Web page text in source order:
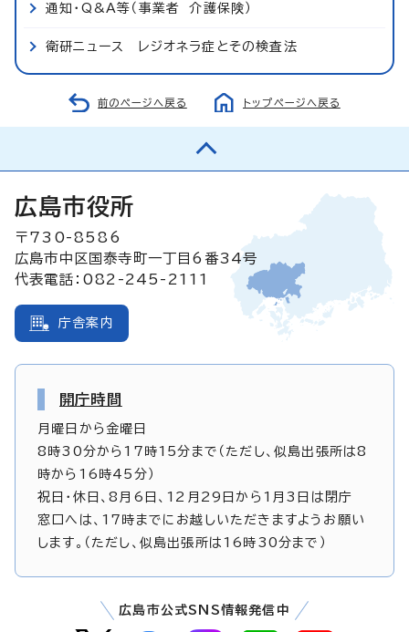
通知・Q&A等（事業者 介護保険）
衛研ニュース レジオネラ症とその検査法
前のページへ戻る トップページへ戻る
広島市役所
〒730-8586
広島市中区国泰寺町一丁目6番34号
代表電話：082-245-2111
庁舎案内
開庁時間
月曜日から金曜日
8時30分から17時15分まで（ただし、似島出張所は8
時から16時45分）
祝日・休日、8月6日、12月29日から1月3日は閉庁
窓口へは、17時までにお越しいただきますようお願い
します。（ただし、似島出張所は16時30分まで）
広島市公式SNS情報発信中